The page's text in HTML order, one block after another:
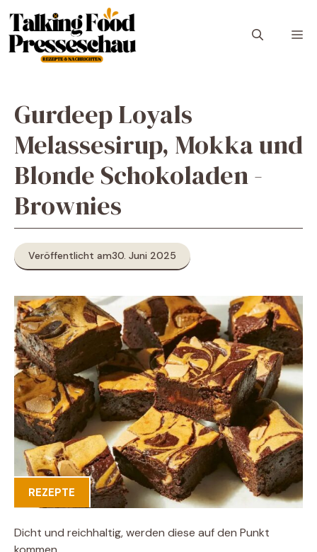
Inhalt
springen
Gurdeep Loyals
Melassesirup, Mokka und
Blonde Schokoladen -
Brownies
Veröffentlicht am30. Juni 2025
REZEPTE
Dicht und reichhaltig, werden diese auf den Punkt